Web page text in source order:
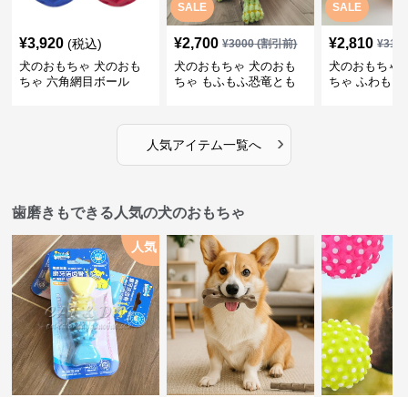
¥3,920 (税込)
犬のおもちゃ 犬のおも
ちゃ 六角網目ボール
SALE
¥2,700 ¥3000(割引前)
犬のおもちゃ 犬のおも
ちゃ もふもふ恐竜とも
SALE
¥2,810 ¥
犬のおもちゃ
ちゃ ふわもこ
人気アイテム一覧へ ›
歯磨きもできる人気の犬のおもちゃ
人気